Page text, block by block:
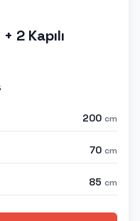
2 Kapılı
200 cm
70 cm
85 cm